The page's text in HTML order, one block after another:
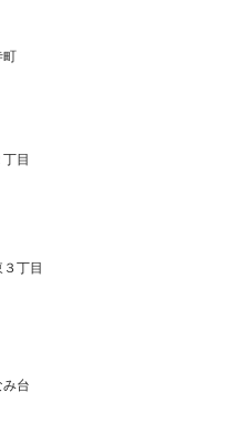
町
目
丁目
台